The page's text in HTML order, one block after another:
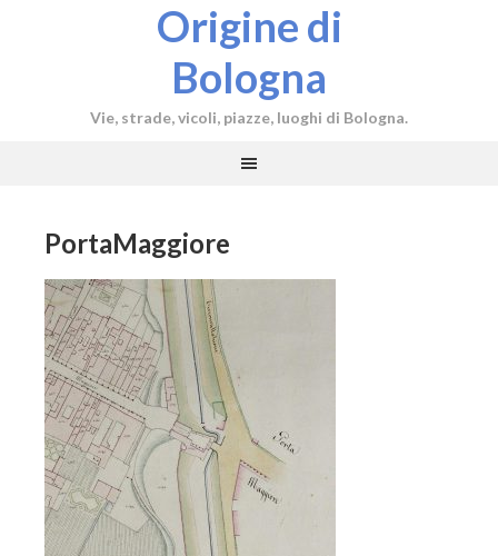
Origine di
Bologna
Vie, strade, vicoli, piazze, luoghi di Bologna.
PortaMaggiore